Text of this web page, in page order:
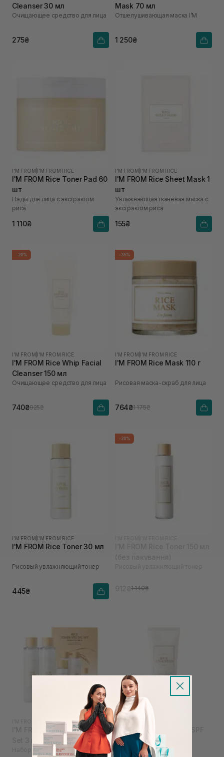
Cleanser 30 мл
Очищающее средство для лица
275₴
Mask 70 мл
Отшелушивающая маска I’M
1 250₴
I'M FROM I'M FROM RICE
I'M FROM Rice Toner Pad 60
шт
Пэды для лица с экстрактом
риса
1 110₴
I'M FROM I'M FROM RICE
I'M FROM Rice Sheet Mask 1
шт
Увлажняющая тканевая маска с
экстрактом риса
155₴
-20%
I'M FROM I'M FROM RICE
I'M FROM Rice Whip Facial
Cleanser 150 мл
Очищающее средство для лица
740₴925₴
-35%
I'M FROM I'M FROM RICE
I'M FROM Rice Mask 110 г
Рисовая маска-скраб для лица
764₴1 175₴
I'M FROM I'M FROM RICE
I'M FROM Rice Toner 30 мл
Рисовый увлажняющий тонер
445₴
-20%
1 140₴
I'M FROM RICE
I'M FROM Rice Toner Special
Набор увлажняющих рисовых
I'M FROM
FROM Rice Sunscreen SPF
50+ PA++++ 50 мл
Минеральный санскрин с